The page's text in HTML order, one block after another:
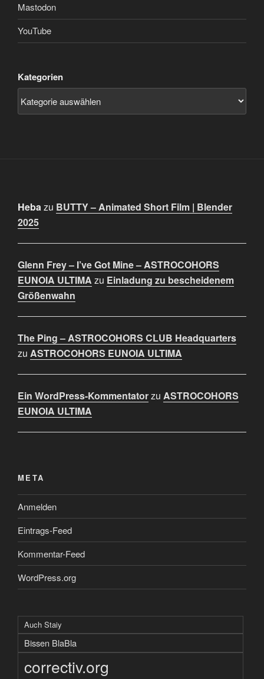
Mastodon
YouTube
Kategorien
Hebazu BUTTY – Animated Short Film | Blender
2025
Glenn Frey – I’ve Got Mine – ASTROCOHORS
EUNOIA ULTIMA zu Einladung zu bescheidenem
Größenwahn
The Ping – ASTROCOHORS CLUB Headquarters
zu ASTROCOHORS EUNOIA ULTIMA
Ein WordPress-Kommentatorzu ASTROCOHORS
EUNOIA ULTIMA
META
Anmelden
Eintrags-Feed
Kommentar-Feed
WordPress.org
Auch Staiy
Bissen BlaBla
correctiv.org